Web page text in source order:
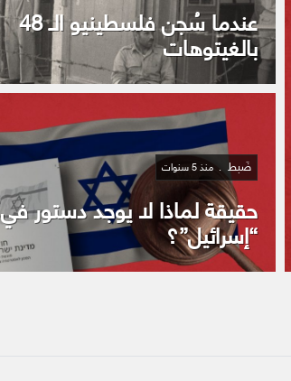
عندما سُجن فلسطينيو الـ 48
بالغيتوهات
ضَبط منذ 5 سنوات
حقيقة لماذا لا يوجد دستور في
“إسرائيل”؟